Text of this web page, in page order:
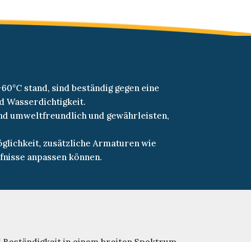
stand, sind beständig gegen eine
Wasserdichtigkeit.
umweltfreundlich und gewährleisten,
zusätzliche Armaturen wie
anpassen können.